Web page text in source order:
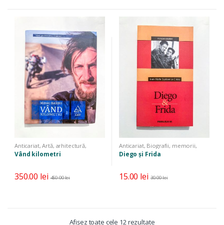
Anticariat,Artă, arhitectură,
fotografie Biografii, memorii,
jurnale,Geografie, mediu, turism,
Vând kilometri
350.00 lei 450.00lei
Anticariat, Biografii, memorii,
jurnale
Diego și Frida
15.00 lei 30.00lei
Afișez toate cele 12 rezultateSortat